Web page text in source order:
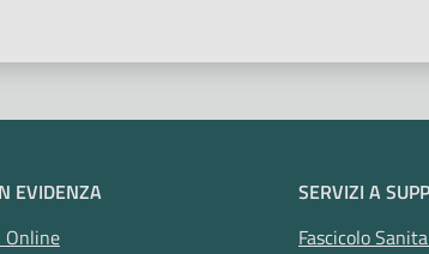
EVIDENZA
Online
SERVIZI A
Fascicolo